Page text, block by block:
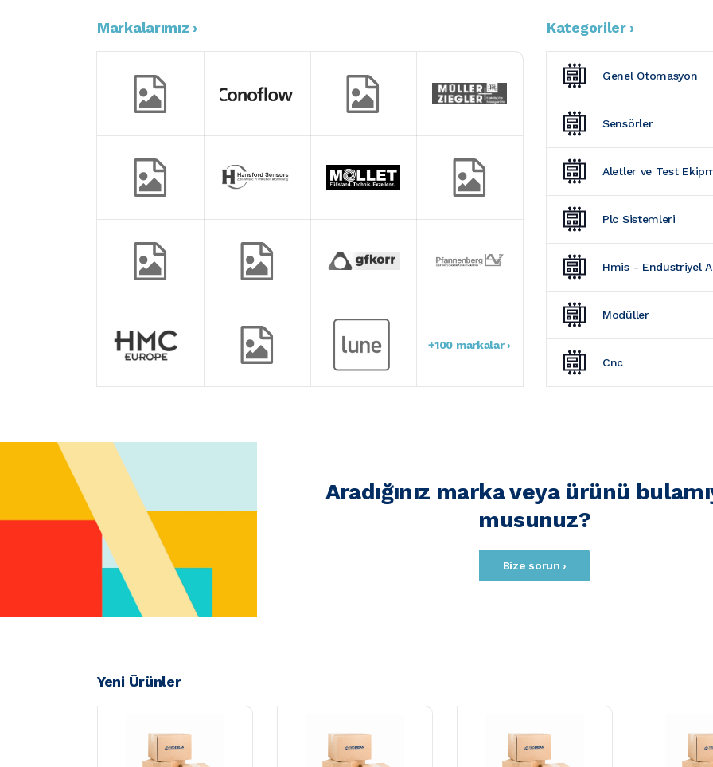
Markalarımız ›
+100 markalar ›
Kategoriler ›
Genel Otomasyon
Sensörler
Aletler ve Test
Plc Sistemleri
Hmis - Endüstriyel
Modüller
Cnc
Aradığınız marka veya ürünü
musunuz?
Bize sorun ›
Yeni Ürünler